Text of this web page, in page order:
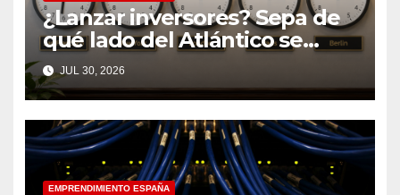
¿Lanzar inversores? Sepa de
qué lado del Atlántico se
encuentra
JUL 30, 2026
EMPRENDIMIENTO ESPAÑA